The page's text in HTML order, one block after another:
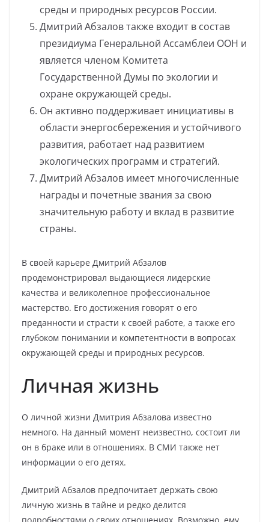
среды и природных ресурсов России.
Дмитрий Абзалов также входит в состав
президиума Генеральной Ассамблеи ООН и
является членом Комитета
Государственной Думы по экологии и
охране окружающей среды.
Он активно поддерживает инициативы в
области энергосбережения и устойчивого
развития, работает над развитием
экологических программ и стратегий.
Дмитрий Абзалов имеет многочисленные
награды и почетные звания за свою
значительную работу и вклад в развитие
страны.
В своей карьере Дмитрий Абзалов
продемонстрировал выдающиеся лидерские
качества и великолепное профессиональное
мастерство. Его достижения говорят о его
преданности и страсти к своей работе, а также его
глубоком понимании и компетентности в вопросах
окружающей среды и природных ресурсов.
Личная жизнь
О личной жизни Дмитрия Абзалова известно
немного. На данный момент неизвестно, состоит ли
он в браке или в отношениях. В СМИ также нет
информации о его детях.
Дмитрий Абзалов предпочитает держать свою
личную жизнь в тайне и редко делится